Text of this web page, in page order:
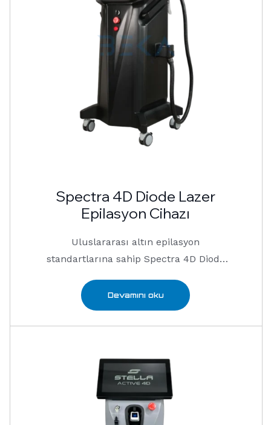
Spectra 4D Diode Lazer
Epilasyon Cihazı
Uluslararası altın epilasyon
standartlarına sahip Spectra 4D Diode
Devamını oku